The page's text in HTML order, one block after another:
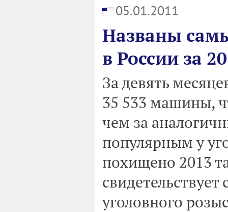
05.01.2011
Названы
в России за
За девять
35 533 машины,
чем за
популярным у
похищено 2013
уголовного